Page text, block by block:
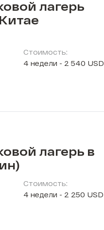
лагерь
Стоимость:
4 недели - 2 540 USD
лагерь в
Стоимость:
4 недели - 2 250 USD